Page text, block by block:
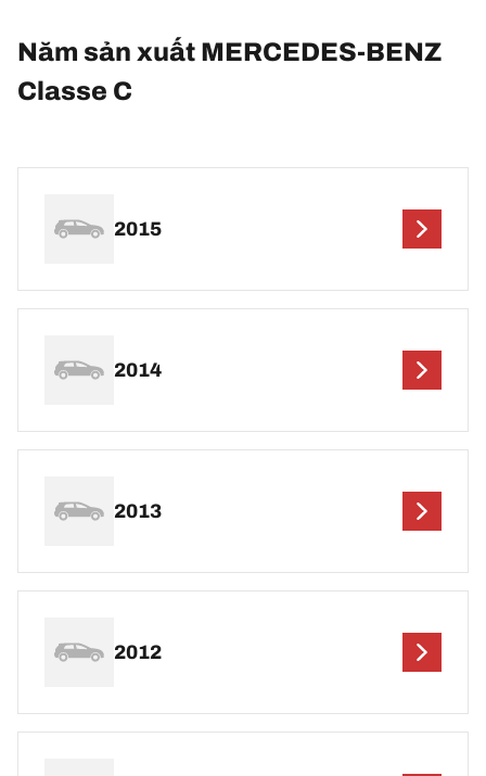
Năm sản xuất MERCEDES-BENZ
Classe C
2015
2014
2013
2012